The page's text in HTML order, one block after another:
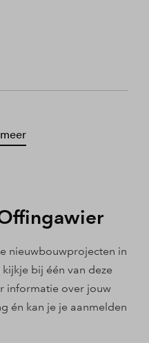
nieuwbouwprojecten in
bij één van deze
informatie over jouw
én kan je je aanmelden